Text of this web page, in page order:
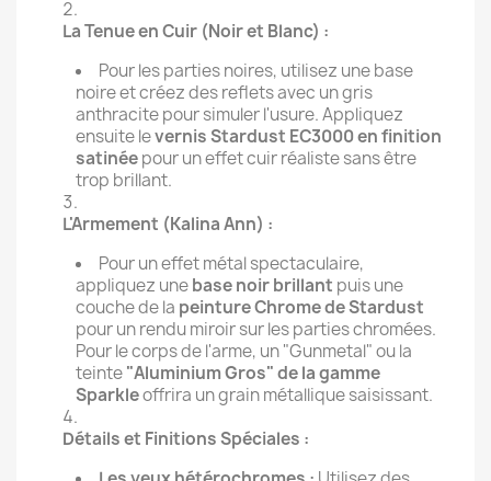
La Tenue en Cuir (Noir et Blanc) :
Pour les parties noires, utilisez une base
noire et créez des reflets avec un gris
anthracite pour simuler l'usure. Appliquez
ensuite levernis Stardust EC3000 en finition
satinéepour un effet cuir réaliste sans être
trop brillant.
L'Armement (Kalina Ann) :
Pour un effet métal spectaculaire,
appliquez unebase noir brillant puis une
couche de la peinture Chrome de Stardust
pour un rendu miroir sur les parties chromées.
Pour le corps de l'arme, un "Gunmetal" ou la
teinte"Aluminium Gros" de la gamme
Sparkleoffrira un grain métallique saisissant.
Détails et Finitions Spéciales :